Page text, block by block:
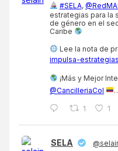
#SELA,
estrategias para la
de género en el
Caribe
Lee la nota de
impulsa-
¡Más y Mejor
@CancilleriaCol
1 1
SELA